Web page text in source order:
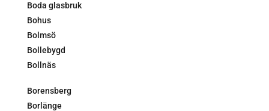
Boda glasbruk
Bohus
Bolmsö
Bollebygd
Bollnäs
Borensberg
Borlänge